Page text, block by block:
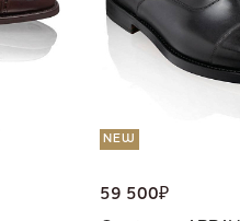
NEW
59 500₽